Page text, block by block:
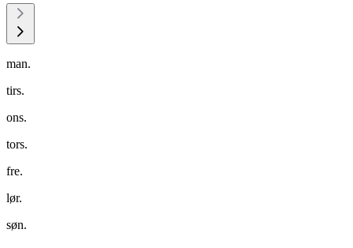
man.
tirs.
ons.
tors.
fre.
lør.
søn.